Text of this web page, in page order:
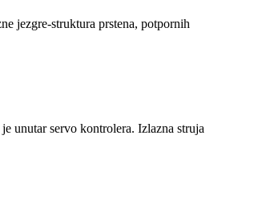
jezgre-struktura prstena, potpornih
unutar servo kontrolera. Izlazna struja